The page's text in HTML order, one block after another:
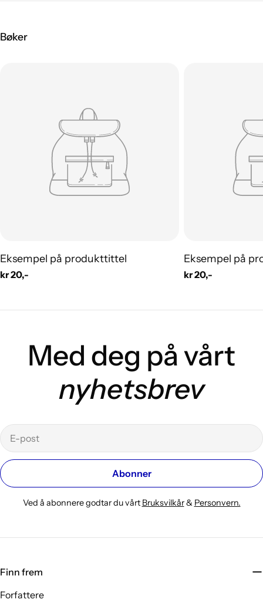
Bøker
Eksempel på produkttittel
Vanlig
kr 20,-
Eksempel på
Vanlig
kr 20,-
Med deg på vårt
nyhetsbrev
E-
post
Abonner
Ved å abonnere godtar du vårt Bruksvilkår& Personvern.
Finn frem
Forfattere